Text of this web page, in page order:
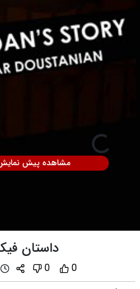
مشاهده پیش
داستان
0
0